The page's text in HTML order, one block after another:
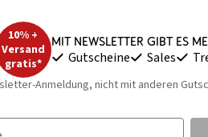
10% +
Versand
gratis*
Mit Newsletter gibt es
Gutscheine Sales
Anmeldung, nicht mit anderen